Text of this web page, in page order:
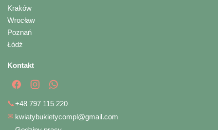
Kraków
Wrocław
Poznań
Łódź
Kontakt
📞+48 797 115 220
✉ kwiatybukietycompl@gmail.com